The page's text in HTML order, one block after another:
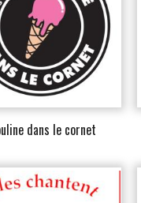
dans le cornet